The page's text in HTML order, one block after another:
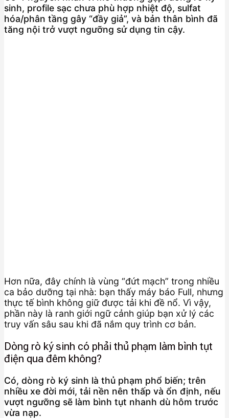
sinh, profile sạc chưa phù hợp nhiệt độ, sulfat
hóa/phân tầng gây “đầy giả”, và bản thân bình đã
tăng nội trở vượt ngưỡng sử dụng tin cậy.
Hơn nữa, đây chính là vùng “đứt mạch” trong nhiều
ca bảo dưỡng tại nhà: bạn thấy máy báo Full, nhưng
thực tế bình không giữ được tải khi đề nổ. Vì vậy,
phần này là ranh giới ngữ cảnh giúp bạn xử lý các
truy vấn sâu sau khi đã nắm quy trình cơ bản.
Dòng rò ký sinh có phải thủ phạm làm bình tụt
điện qua đêm không?
Có, dòng rò ký sinh là thủ phạm phổ biến; trên
nhiều xe đời mới, tải nền nên thấp và ổn định, nếu
vượt ngưỡng sẽ làm bình tụt nhanh dù hôm trước
vừa nạp.